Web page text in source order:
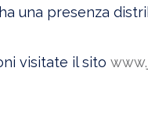
ha una presenza
visitate il sito